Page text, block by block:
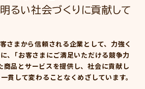
明るい社会づくりに貢献して
さまから信頼される企業として、 力強く
、 ｢お客さまにご満足いただける競争力
商品とサービスを提供し、社会に貢献し
貫して変わることなく めざしています。